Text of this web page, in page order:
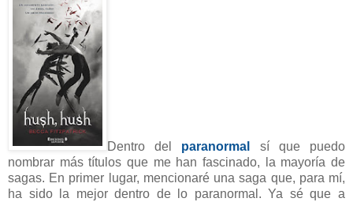
Dentro del paranormal sí que puedo
nombrar más títulos que me han fascinado, la mayoría de
sagas. En primer lugar, mencionaré una saga que, para mí,
ha sido la mejor dentro de lo paranormal. Ya sé que a